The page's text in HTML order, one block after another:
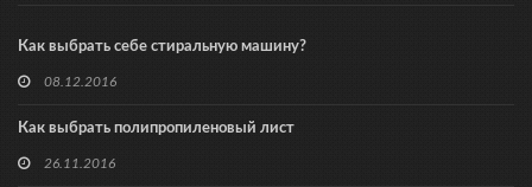
Как выбрать себе стиральную машину?
08.12.2016
Как выбрать полипропиленовый лист
26.11.2016